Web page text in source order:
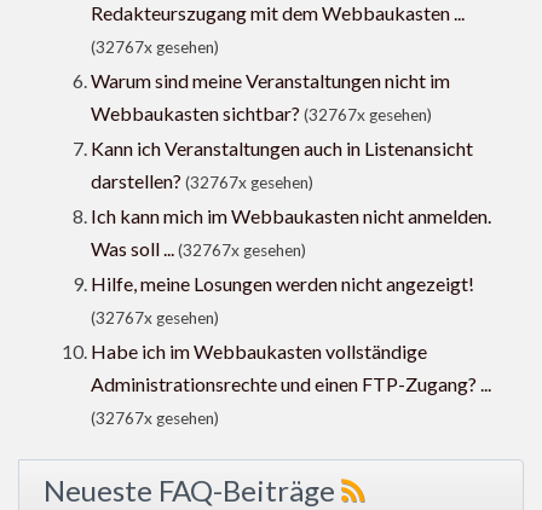
Redakteurszugang mit dem Webbaukasten ...
(32767x gesehen)
Warum sind meine Veranstaltungen nicht im
Webbaukasten sichtbar? (32767x gesehen)
Kann ich Veranstaltungen auch in Listenansicht
darstellen? (32767x gesehen)
Ich kann mich im Webbaukasten nicht anmelden.
Was soll ...(32767x gesehen)
Hilfe, meine Losungen werden nicht angezeigt!
(32767x gesehen)
Habe ich im Webbaukasten vollständige
Administrationsrechte und einen FTP-Zugang? ...
(32767x gesehen)
Neueste FAQ-Beiträge